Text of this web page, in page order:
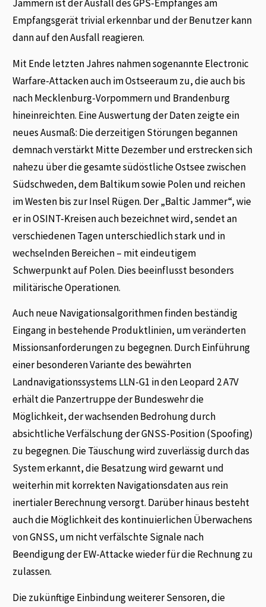
Jammern ist der Ausfall des GPS-Empfanges am
Empfangsgerät trivial erkennbar und der Benutzer kann
dann auf den Ausfall reagieren.
Mit Ende letzten Jahres nahmen sogenannte Electronic
Warfare-Attacken auch im Ostseeraum zu, die auch bis
nach Mecklenburg-Vorpommern und Brandenburg
hineinreichten. Eine Auswertung der Daten zeigte ein
neues Ausmaß: Die derzeitigen Störungen begannen
demnach verstärkt Mitte Dezember und erstrecken sich
nahezu über die gesamte südöstliche Ostsee zwischen
Südschweden, dem Baltikum sowie Polen und reichen
im Westen bis zur Insel Rügen. Der „Baltic Jammer“, wie
er in OSINT-Kreisen auch bezeichnet wird, sendet an
verschiedenen Tagen unterschiedlich stark und in
wechselnden Bereichen – mit eindeutigem
Schwerpunkt auf Polen. Dies beeinflusst besonders
militärische Operationen.
Auch neue Navigationsalgorithmen finden beständig
Eingang in bestehende Produktlinien, um veränderten
Missionsanforderungen zu begegnen. Durch Einführung
einer besonderen Variante des bewährten
Landnavigationssystems LLN-G1 in den Leopard 2 A7V
erhält die Panzertruppe der Bundeswehr die
Möglichkeit, der wachsenden Bedrohung durch
absichtliche Verfälschung der GNSS-Position (Spoofing)
zu begegnen. Die Täuschung wird zuverlässig durch das
System erkannt, die Besatzung wird gewarnt und
weiterhin mit korrekten Navigationsdaten aus rein
inertialer Berechnung versorgt. Darüber hinaus besteht
auch die Möglichkeit des kontinuierlichen Überwachens
von GNSS, um nicht verfälschte Signale nach
Beendigung der EW-Attacke wieder für die Rechnung zu
zulassen.
Die zukünftige Einbindung weiterer Sensoren, die